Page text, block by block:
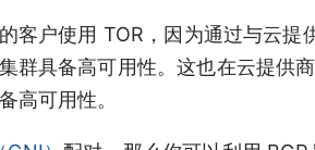
客户使用 TOR，因为通过与云提
群具备高可用性。这也在云提供
高可用性。